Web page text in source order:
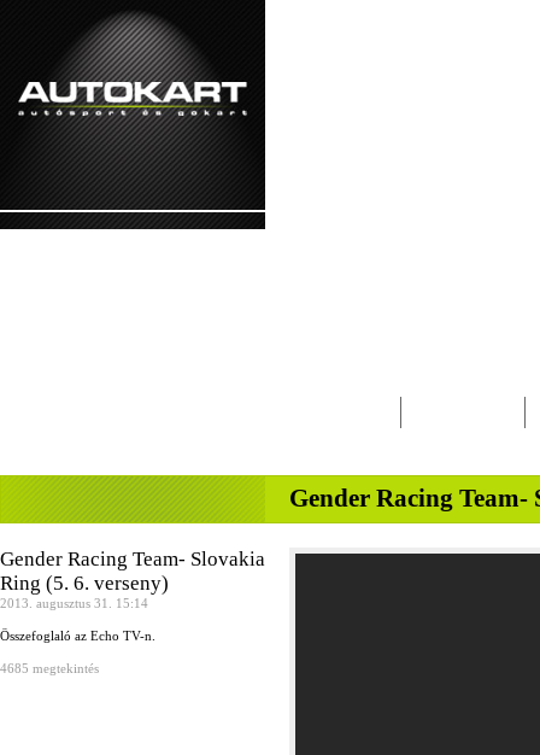
Gender Racing
Gender Racing Team- Slovakia
Ring (5. 6. verseny)
2013. augusztus 31. 15:14
Összefoglaló az Echo TV-n.
4685 megtekintés